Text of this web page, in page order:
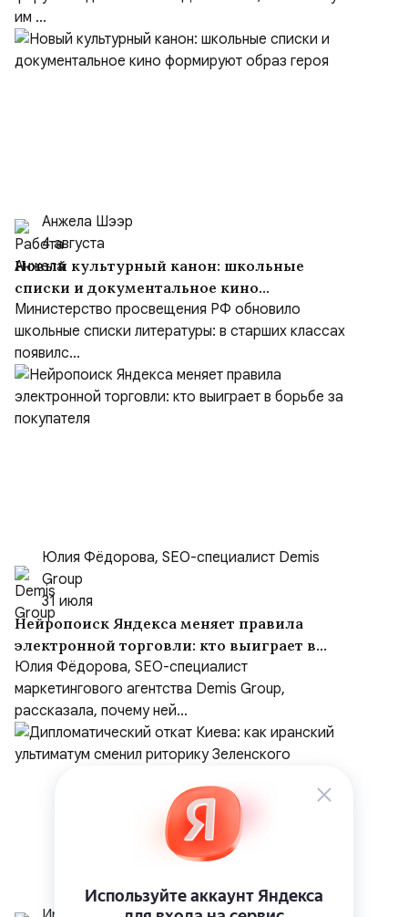
им ...
Анжела Шээр
4 августа
Новый культурный канон: школьные
списки и документальное кино
формируют образ героя
Министерство просвещения РФ обновило
школьные списки литературы: в старших классах
появилс...
Юлия Фёдорова, SEO-специалист Demis
Group
31 июля
Нейропоиск Яндекса меняет правила
электронной торговли: кто выиграет в
борьбе за покупателя
Юлия Фёдорова, SEO-специалист
маркетингового агентства Demis Group,
рассказала, почему ней...